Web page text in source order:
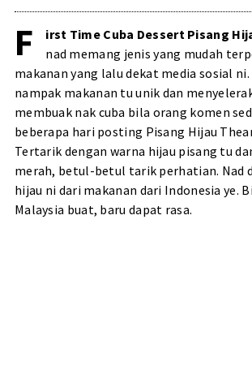
F irst Time Cuba Dessert Pisang
nad memang jenis yang mudah
makanan yang lalu dekat media sosial
nampak makanan tu unik dan
membuak nak cuba bila orang komen
beberapa hari posting Pisang Hijau
Tertarik dengan warna hijau pisang tu
merah, betul-betul tarik perhatian. Nad
hijau ni dari makanan dari Indonesia ye.
Malaysia buat, baru dapat rasa.